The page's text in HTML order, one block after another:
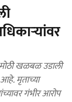
मोठी खळबळ उडाली
मृताच्या
गंभीर आरोप